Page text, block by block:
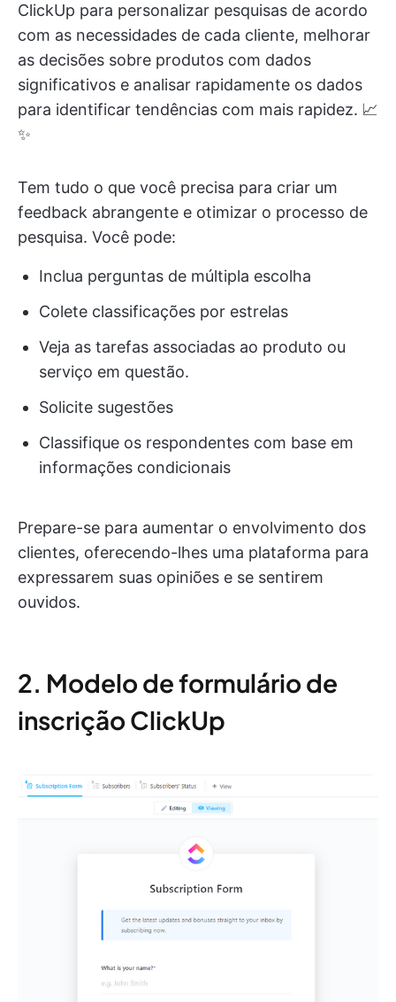
ClickUp para personalizar pesquisas de acordo
com as necessidades de cada cliente, melhorar
as decisões sobre produtos com dados
significativos e analisar rapidamente os dados
para identificar tendências com mais rapidez. 📈
✨
Tem tudo o que você precisa para criar um
feedback abrangente e otimizar o processo de
pesquisa. Você pode:
Inclua perguntas de múltipla escolha
Colete classificações por estrelas
Veja as tarefas associadas ao produto ou
serviço em questão.
Solicite sugestões
Classifique os respondentes com base em
informações condicionais
Prepare-se para aumentar o envolvimento dos
clientes, oferecendo-lhes uma plataforma para
expressarem suas opiniões e se sentirem
ouvidos.
2. Modelo de formulário de
inscrição ClickUp